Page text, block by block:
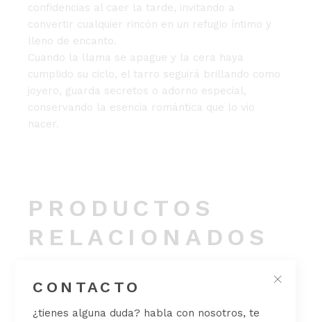
confidencias al caer la tarde, invitando a
convertir cualquier rincón en un refugio íntimo y
lleno de encanto.
Cuando la llama se apague y la cera haya
cumplido su ciclo, el tarro seguirá brillando como
joyero, guarda secretos o adorno especial,
conservando la esencia romántica que lo vio
nacer.
PRODUCTOS
RELACIONADOS
CONTACTO
¿tienes alguna duda? habla con nosotros, te